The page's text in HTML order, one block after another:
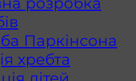
Паркінсона
хребта